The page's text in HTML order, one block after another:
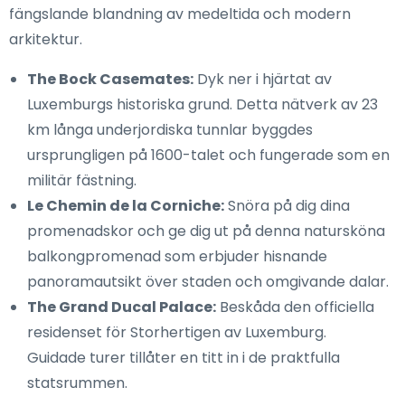
fängslande blandning av medeltida och modern
arkitektur.
The Bock Casemates: Dyk ner i hjärtat av
Luxemburgs historiska grund. Detta nätverk av 23
km långa underjordiska tunnlar byggdes
ursprungligen på 1600-talet och fungerade som en
militär fästning.
Le Chemin de la Corniche:Snöra på dig dina
promenadskor och ge dig ut på denna natursköna
balkongpromenad som erbjuder hisnande
panoramautsikt över staden och omgivande dalar.
The Grand Ducal Palace: Beskåda den officiella
residenset för Storhertigen av Luxemburg.
Guidade turer tillåter en titt in i de praktfulla
statsrummen.